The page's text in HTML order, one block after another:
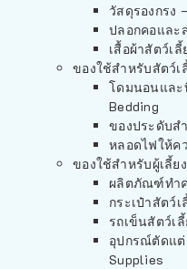
วัสดุรองกรง
ปลอกคอและ
เสื้อผ้าสัตว์เ
ของใช้สำหรับสัตว์เ
โดมนอนและ
Bedding
ของประดับส
หลอดไฟให้ค
ของใช้สำหรับผู้เลี้ย
ผลิตภัณฑ์ทำ
กระเป๋าสัตว์
รถเข็นสัตว์เ
อุปกรณ์ตัดแต่
Supplies